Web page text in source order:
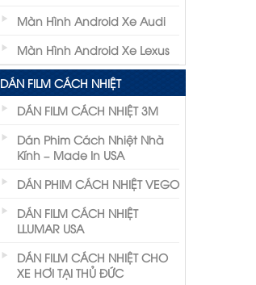
Màn Hình Android Xe Audi
Màn Hình Android Xe Lexus
DÁN FILM CÁCH NHIỆT
DÁN FILM CÁCH NHIỆT 3M
Dán Phim Cách Nhiệt Nhà
Kính – Made In USA
DÁN PHIM CÁCH NHIỆT VEGO
DÁN FILM CÁCH NHIỆT
LLUMAR USA
DÁN FILM CÁCH NHIỆT CHO
XE HƠI TẠI THỦ ĐỨC